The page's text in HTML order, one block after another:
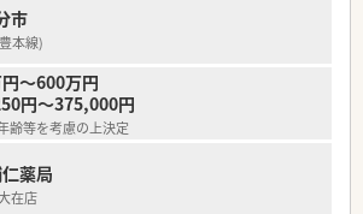
けて勤務できます。
5時間程度と少なく、無理のない勤務体系で家庭
がしやすい職場です。
みをしています】
舗に配置して自由に閲覧できるようにし、日々の
決をサポートします。
動を行っています。
事例をグループ内で共有する仕組みがあり、医療
市
本線)
～600万円
円～375,000円
齢等を考慮の上決定
薬局
在店